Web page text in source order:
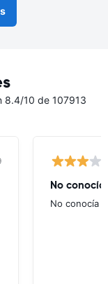
8.4/10 de 107913
No
No conocía